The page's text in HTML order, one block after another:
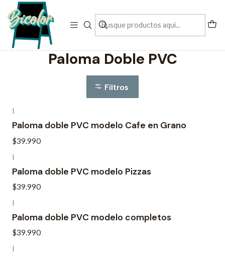
Inicio letreros pre diseñados Paloma Doble PVC
Paloma Doble PVC
Filtros
|
Paloma doble PVC modelo Cafe en Grano
$39.990
|
Paloma doble PVC modelo Pizzas
$39.990
|
Paloma doble PVC modelo completos
$39.990
|